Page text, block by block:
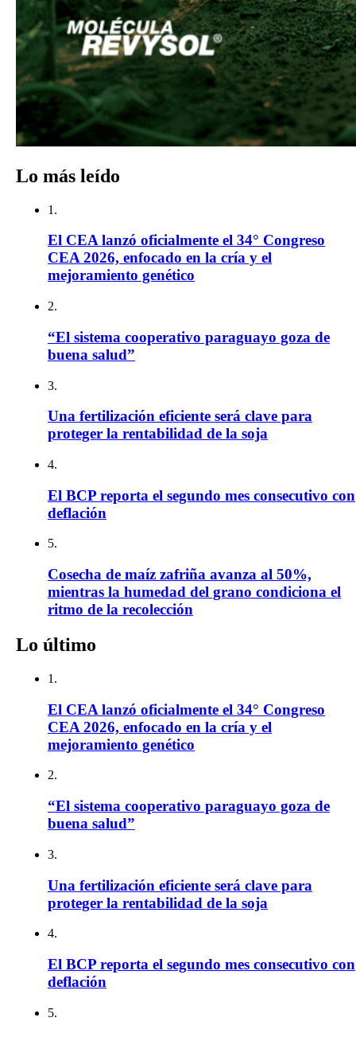
Lo más leído
1.
El CEA lanzó oficialmente el 34° Congreso
CEA 2026, enfocado en la cría y el
mejoramiento genético
2.
“El sistema cooperativo paraguayo goza de
buena salud”
3.
Una fertilización eficiente será clave para
proteger la rentabilidad de la soja
4.
El BCP reporta el segundo mes consecutivo con
deflación
5.
Cosecha de maíz zafriña avanza al 50%,
mientras la humedad del grano condiciona el
ritmo de la recolección
Lo último
1.
El CEA lanzó oficialmente el 34° Congreso
CEA 2026, enfocado en la cría y el
mejoramiento genético
2.
“El sistema cooperativo paraguayo goza de
buena salud”
3.
Una fertilización eficiente será clave para
proteger la rentabilidad de la soja
4.
El BCP reporta el segundo mes consecutivo con
deflación
5.